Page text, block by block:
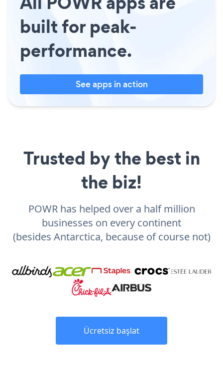
built for peak-
performance.
See apps in action
Trusted by the best in
the biz!
POWR has helped over a half million
businesses on every continent
(besides Antarctica, because of course not)
Ücretsiz başlat